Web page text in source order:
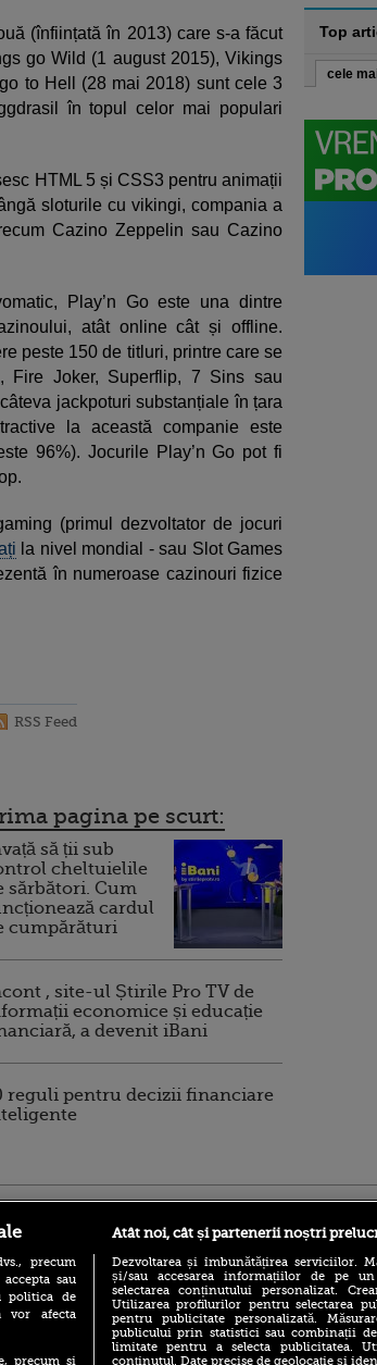
(înființată în 2013) care s-a făcut
go Wild (1 august 2015), Vikings
to Hell (28 mai 2018) sunt cele 3
în topul celor mai populari
HTML 5 și CSS3 pentru animații
sloturile cu vikingi, compania a
Cazino Zeppelin sau Cazino
Play’n Go este una dintre
atât online cât și offline.
peste 150 de titluri, printre care se
Fire Joker, Superflip, 7 Sins sau
jackpoturi substanțiale în țara
la această companie este
96%). Jocurile Play’n Go pot fi
(primul dezvoltator de jocuri
la nivel mondial - sau Slot Games
în numeroase cazinouri fizice
RSS Feed
pagina pe scurt:
să ții sub
cheltuielile
sărbători. Cum
cardul
cumpărături
, site-ul Știrile Pro TV de
economice și educație
a devenit iBani
reguli pentru decizii financiare
Top
cele
precum
sau
politica de
vor afecta
precum si
Atât noi, cât și partenerii noștri
Dezvoltarea și îmbunătățirea serviciilor.
și/sau accesarea informațiilor de pe
selectarea conținutului personalizat.
Utilizarea profilurilor pentru selectarea
pentru publicitate personalizată.
publicului prin statistici sau combinații
limitate pentru a selecta publicitatea.
conținutul. Date precise de geolocație și